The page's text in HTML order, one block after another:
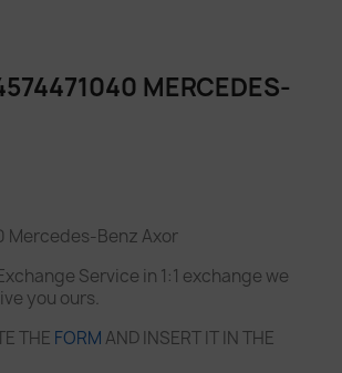
MERCEDES-
Mercedes-Benz Axor
Service in 1:1 exchange we
you ours.
THE FORM AND INSERT IT IN THE